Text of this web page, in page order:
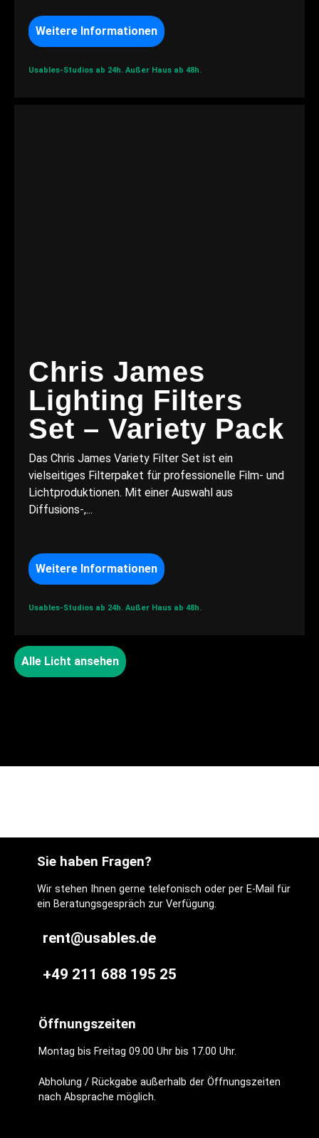
Weitere Informationen
Usables-Studios ab 24h. Außer Haus ab 48h.
Chris James
Lighting Filters
Set – Variety Pack
Das Chris James Variety Filter Set ist ein
vielseitiges Filterpaket für professionelle Film- und
Lichtproduktionen. Mit einer Auswahl aus
Diffusions-,...
Weitere Informationen
Usables-Studios ab 24h. Außer Haus ab 48h.
Alle Licht ansehen
Sie haben Fragen?
Wir stehen Ihnen gerne telefonisch oder per E-Mail für
ein Beratungsgespräch zur Verfügung.
rent@usables.de
+49 211 688 195 25
Öffnungszeiten
Montag bis Freitag 09.00 Uhr bis 17.00 Uhr.
Abholung / Rückgabe außerhalb der Öffnungszeiten
nach Absprache möglich.